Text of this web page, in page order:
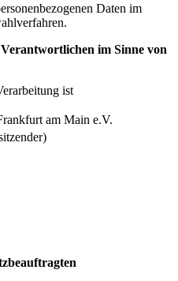
Daten im
im Sinne von
ist
am Main e.V.